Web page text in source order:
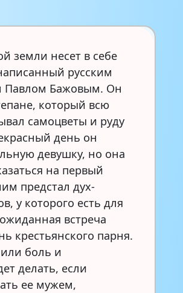
земли несет в себе
русским
Павлом Бажовым. Он
который всю
самоцветы и руду
день он
девушку, но она
на первый
предстал дух-
у которого есть для
встреча
крестьянского парня.
боль и
делать, если
ее мужем,